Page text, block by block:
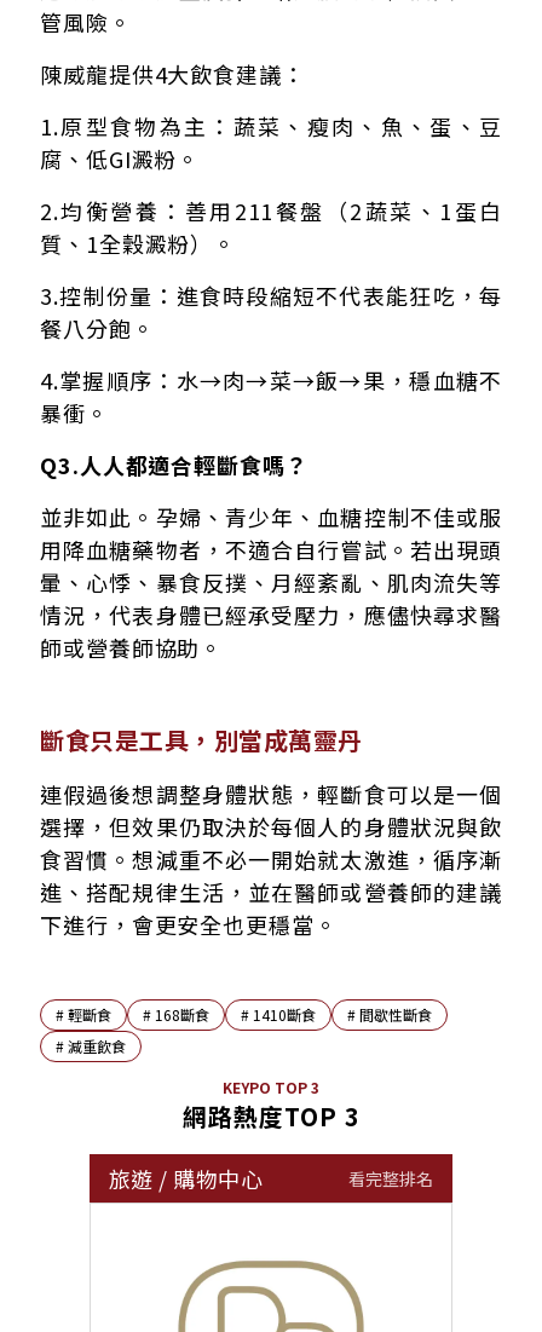
管風險。
陳威龍提供4大飲食建議：
1.原型食物為主：蔬菜、瘦肉、魚、蛋、豆
腐、低GI澱粉。
2.均衡營養：善用211餐盤（2蔬菜、1蛋白
質、1全穀澱粉）。
3.控制份量：進食時段縮短不代表能狂吃，每
餐八分飽。
4.掌握順序：水→肉→菜→飯→果，穩血糖不
暴衝。
Q3.人人都適合輕斷食嗎？
並非如此。孕婦、青少年、血糖控制不佳或服
用降血糖藥物者，不適合自行嘗試。若出現頭
暈、心悸、暴食反撲、月經紊亂、肌肉流失等
情況，代表身體已經承受壓力，應儘快尋求醫
師或營養師協助。
斷食只是工具，別當成萬靈丹
連假過後想調整身體狀態，輕斷食可以是一個
選擇，但效果仍取決於每個人的身體狀況與飲
食習慣。想減重不必一開始就太激進，循序漸
進、搭配規律生活，並在醫師或營養師的建議
下進行，會更安全也更穩當。
#輕斷食 # 168斷食 # 1410斷食 #間歇性斷食
#減重飲食
KEYPO TOP 3
網路熱度TOP 3
旅遊 / 購物中心 看完整排名